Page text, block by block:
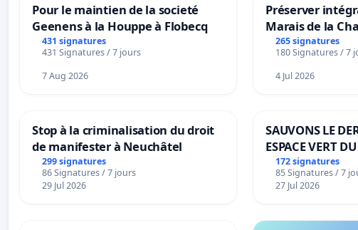
Pour le maintien de la societé
Geenens à la Houppe à Flobecq
431 signatures
431 Signatures / 7 jours
7 Aug 2026
Préserver
Marais de la
265 signatures
180 Signatures / 7
4 Jul 2026
Stop à la criminalisation du droit
de manifester à Neuchâtel
299 signatures
86 Signatures / 7 jours
29 Jul 2026
SAUVONS LE
ESPACE VERT
BOUGERIES
172 signatures
85 Signatures / 7
27 Jul 2026